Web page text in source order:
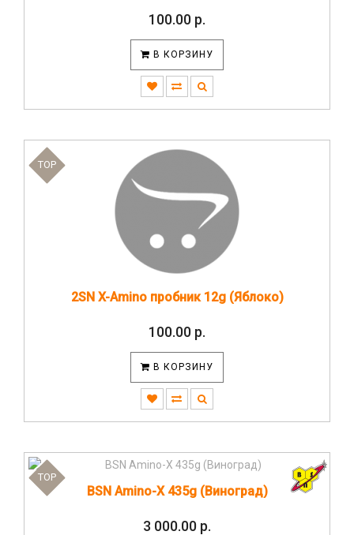
100.00 р.
В КОРЗИНУ
TOP
2SN X-Amino пробник 12g (Яблоко)
100.00 р.
В КОРЗИНУ
TOP
BSN Amino-X 435g (Виноград)
3 000.00 р.